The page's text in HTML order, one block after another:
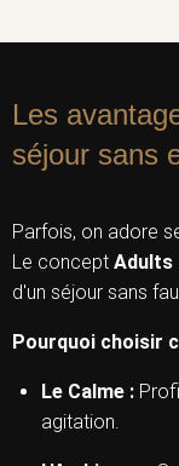
Les
séjour sans
Parfois, on adore
Le concept Adults
d'un séjour sans
Pourquoi choisir
Le Calme :
agitation.